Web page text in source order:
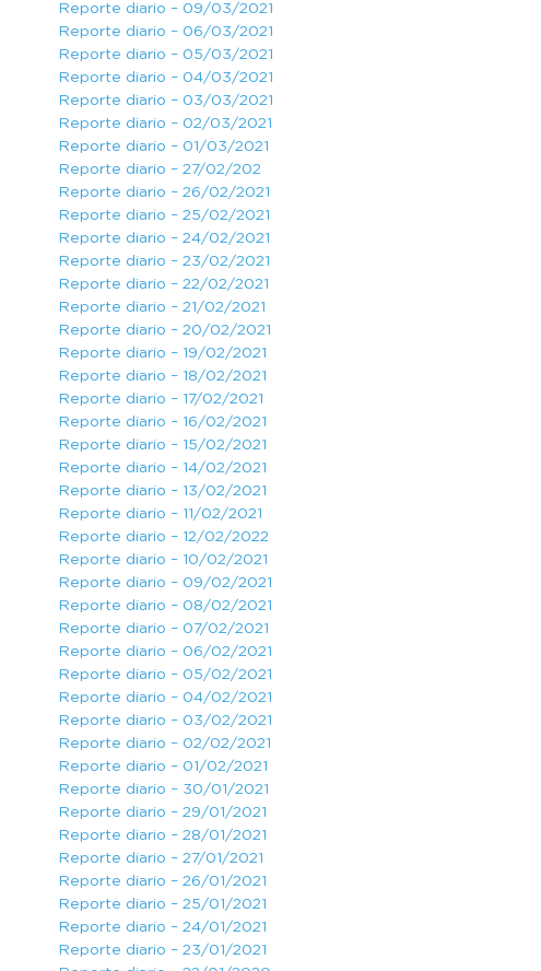
Reporte diario – 09/03/2021
Reporte diario – 06/03/2021
Reporte diario – 05/03/2021
Reporte diario – 04/03/2021
Reporte diario – 03/03/2021
Reporte diario – 02/03/2021
Reporte diario – 01/03/2021
Reporte diario – 27/02/202
Reporte diario – 26/02/2021
Reporte diario – 25/02/2021
Reporte diario – 24/02/2021
Reporte diario – 23/02/2021
Reporte diario – 22/02/2021
Reporte diario – 21/02/2021
Reporte diario – 20/02/2021
Reporte diario – 19/02/2021
Reporte diario – 18/02/2021
Reporte diario – 17/02/2021
Reporte diario – 16/02/2021
Reporte diario – 15/02/2021
Reporte diario – 14/02/2021
Reporte diario – 13/02/2021
Reporte diario – 11/02/2021
Reporte diario – 12/02/2022
Reporte diario – 10/02/2021
Reporte diario – 09/02/2021
Reporte diario – 08/02/2021
Reporte diario – 07/02/2021
Reporte diario – 06/02/2021
Reporte diario – 05/02/2021
Reporte diario – 04/02/2021
Reporte diario – 03/02/2021
Reporte diario – 02/02/2021
Reporte diario – 01/02/2021
Reporte diario – 30/01/2021
Reporte diario – 29/01/2021
Reporte diario – 28/01/2021
Reporte diario – 27/01/2021
Reporte diario – 26/01/2021
Reporte diario – 25/01/2021
Reporte diario – 24/01/2021
Reporte diario – 23/01/2021